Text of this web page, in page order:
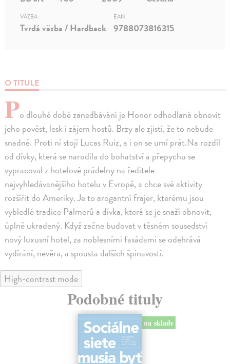
O TITULE
Po dlouhé době zanedbávání je Honor odhodlaná obnovit
jeho pověst, lesk i zájem hostů. Brzy ale zjistí, že to nebude
snadné. Proti ní stojí Lucas Ruiz, a i on se umí prát.Na rozdíl
od dívky, která se narodila do bohatství a přepychu se
vypracoval z hotelové prádelny na ředitele
nejvyhledávanějšího hotelu v Evropě, a chce své aktivity
rozšířit do Ameriky. Je to arogantní frajer, kterému jsou
vybledlé tradice Palmerů a dívka, která se je snaží obnovit,
úplně ukradený. Když začne budovat v těsném sousedství
nový luxusní hotel, za noblesními fasádami se odehrává
vydírání, nevěra, a spousta dalších špinavostí.
VÄZBA
Tvrdá väzba / Hardback
EAN
9788073816315
High-contrast mode
Podobné tituly
na sklade